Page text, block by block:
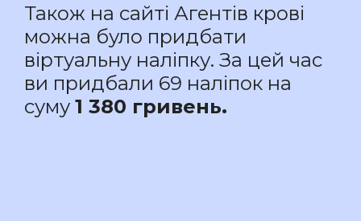
Також на сайті Агентів крові
можна було придбати
віртуальну наліпку. За цей час
ви придбали 69 наліпок на
суму 1 380 гривень.